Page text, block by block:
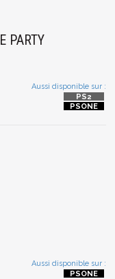
PARTY
Aussi disponible sur :
Aussi disponible sur :